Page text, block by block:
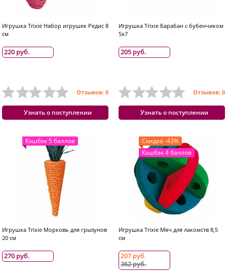
Игрушка Trixie Набор игрушек Редис 8
см
220 руб.
Отзывов: 0
Узнать о поступлении
Игрушка Trixie Барабан с бубенчиком
5x7
205 руб.
Отзывов: 0
Узнать о поступлении
Кэшбэк 5 баллов
Игрушка Trixie Морковь для грызунов
20 см
270 руб.
Скидка -43%
Кэшбэк 4 баллов
Игрушка Trixie Мяч для лакомств 8,5
см
207 руб.
362 руб.